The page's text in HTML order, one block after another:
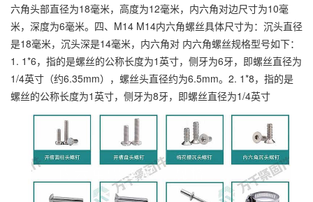
六角头部直径为18毫米，高度为12毫米，内六角对边尺寸为10毫
米，深度为6毫米。四、M14 M14内六角螺丝具体尺寸为：沉头直径
是18毫米，沉头深是14毫米，内六角对 内六角螺丝规格型号如下：
1. 1*6，指的是螺丝的公称长度为1英寸，侧牙为6牙，即螺丝直径为
1/4英寸（约6.35mm），螺丝头直径约为6.5mm。2. 1*8，指的是
螺丝的公称长度为1英寸，侧牙为8牙，即螺丝直径为1/4英寸